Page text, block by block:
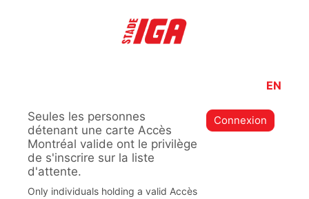
EN
Seules les personnes
détenant une carte Accès
Montréal valide ont le privilège
de s'inscrire sur la liste
d'attente.
Only individuals holding a valid Accès
Connexion